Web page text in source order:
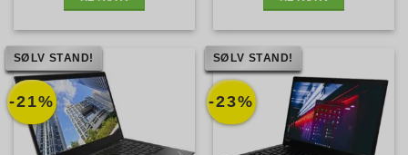
-21%
SØLV STAND!
-23%
SØLV STAND!